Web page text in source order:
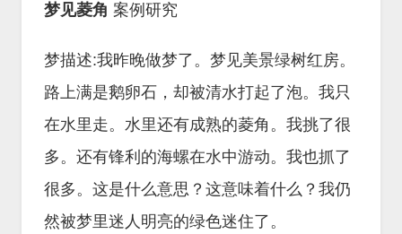
梦见菱角 案例研究
梦描述:我昨晚做梦了。梦见美景绿树红房。
路上满是鹅卵石，却被清水打起了泡。我只
在水里走。水里还有成熟的菱角。我挑了很
多。还有锋利的海螺在水中游动。我也抓了
很多。这是什么意思？这意味着什么？我仍
然被梦里迷人明亮的绿色迷住了。